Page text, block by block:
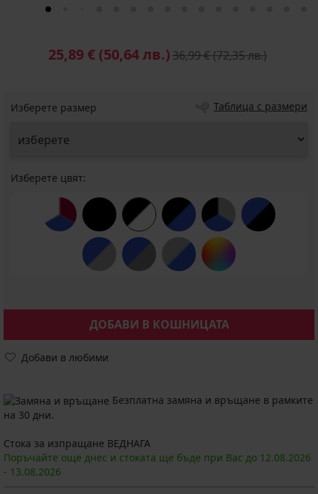
25,89 € (50,64 лв.)36,99 €(72,35 лв.)
Изберете размер Таблица с размери
Изберете цвят:
ДОБАВИ В КОШНИЦАТА
Добави в любими
Безплатна замяна и връщане в рамките
на 30 дни.
Стока за изпращане ВЕДНАГА
Поръчайте още днес и стоката ще бъде при Вас до 12.08.2026
- 13.08.2026